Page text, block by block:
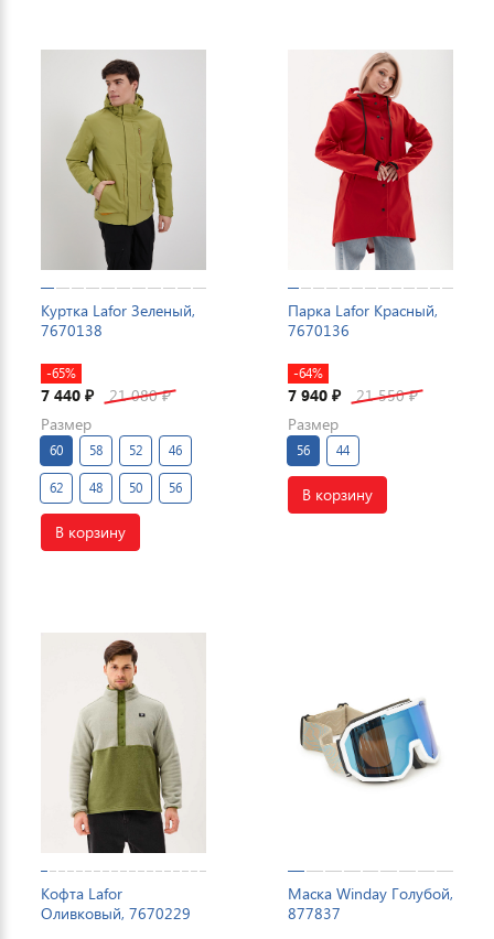
Куртка Lafor Зеленый,
7670138
-65%
7 440 ₽ 21 080₽
Размер
60 58 52 46
62 48 50 56
В корзину
Парка Lafor Красный,
7670136
-64%
7 940 ₽ 21 550₽
Размер
56 44
В корзину
Кофта Lafor
Оливковый, 7670229
Маска Winday Голубой,
877837